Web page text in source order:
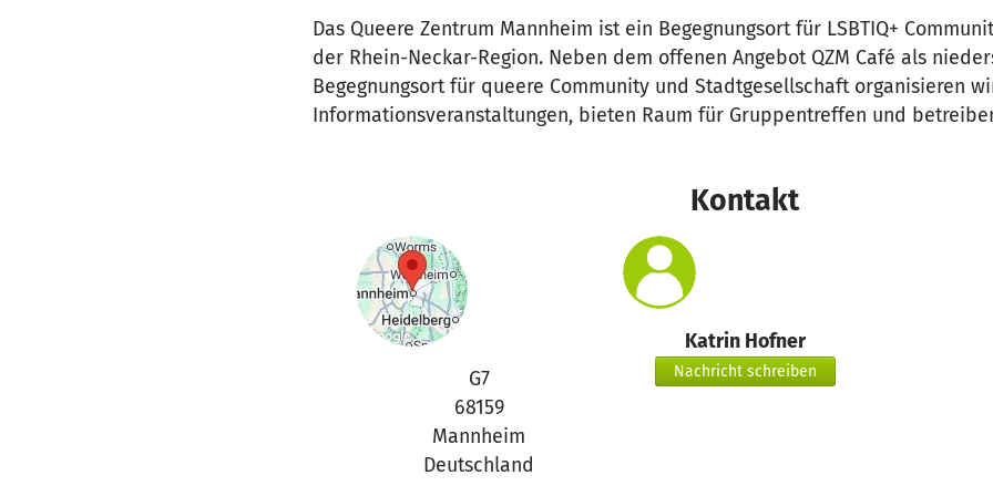
Das Queere Zentrum Mannheim ist ein Begegnungsort für LSBTIQ+
der Rhein-Neckar-Region. Neben dem offenen Angebot QZM Café als
Begegnungsort für queere Community und Stadtgesellschaft organisieren
Informationsveranstaltungen, bieten Raum für Gruppentreffen und
Kontakt
G7
68159
Mannheim
Deutschland
Katrin Hofner
Nachricht schreiben